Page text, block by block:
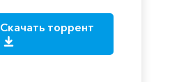
Скачать торрент